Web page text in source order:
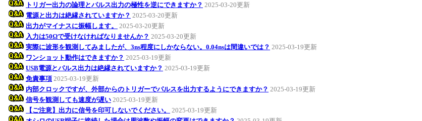
トリガー出力の論理とパルス出力の極性を逆にできますか？ 2025-03-20更新
電源と出力は絶縁されていますか？ 2025-03-20更新
出力がマイナスに振幅します。
2025-03-20更新
入力は50Ωで受けなければなりませんか？ 2025-03-20更新
実際に波形を観測してみましたが、3ns程度にしかならない。0.04nsは間違いでは？ 2025-03-19更新
ワンショット動作はできますか？ 2025-03-19更新
USB電源とパルス出力は絶縁されていますか？ 2025-03-19更新
免責事項 2025-03-19更新
内部クロックですが、外部からのトリガーでパルスを出力するようにできますか？ 2025-03-19更新
信号を観測しても速度が遅い 2025-03-19更新
【ご注意】出力に信号を印可しないでください。
2025-03-19更新